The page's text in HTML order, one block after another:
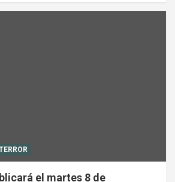
el martes 8 de